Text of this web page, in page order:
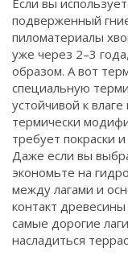
Если вы
подверженный
пиломатериалы
уже через 2–3
образом. А вот
специальную
устойчивой к
термически
требует покраски
Даже если вы
экономьте на
между лагами и
контакт
самые дорогие
насладиться